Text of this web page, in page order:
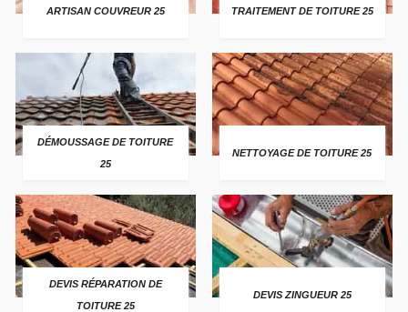
ARTISAN COUVREUR 25 TRAITEMENT DE TOITURE 25
DÉMOUSSAGE DE TOITURE
25
NETTOYAGE DE TOITURE 25
DEVIS RÉPARATION DE
TOITURE 25
DEVIS ZINGUEUR 25